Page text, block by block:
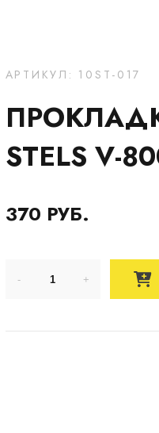
АРТИКУЛ: 10ST-017
STELS V-
370 РУБ.